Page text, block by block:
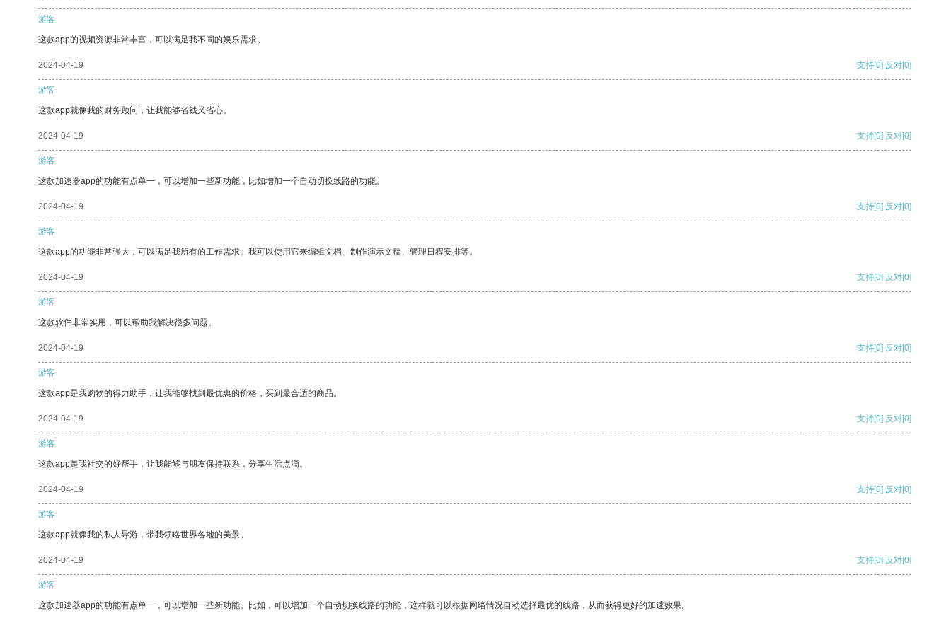
游客
这款app的视频资源非常丰富，可以满足我不同的娱乐需求。
2024-04-19 支持[0] 反对[0]
游客
这款app就像我的财务顾问，让我能够省钱又省心。
2024-04-19 支持[0] 反对[0]
游客
这款加速器app的功能有点单一，可以增加一些新功能，比如增加一个自动切换线路的功能。
2024-04-19 支持[0] 反对[0]
游客
这款app的功能非常强大，可以满足我所有的工作需求。我可以使用它来编辑文档、制作演示文稿、管理日程安排等。
2024-04-19 支持[0] 反对[0]
游客
这款软件非常实用，可以帮助我解决很多问题。
2024-04-19 支持[0] 反对[0]
游客
这款app是我购物的得力助手，让我能够找到最优惠的价格，买到最合适的商品。
2024-04-19 支持[0] 反对[0]
游客
这款app是我社交的好帮手，让我能够与朋友保持联系，分享生活点滴。
2024-04-19 支持[0] 反对[0]
游客
这款app就像我的私人导游，带我领略世界各地的美景。
2024-04-19 支持[0] 反对[0]
游客
这款加速器app的功能有点单一，可以增加一些新功能。比如，可以增加一个自动切换线路的功能，这样就可以根据网络情况自动选择最优的线路，从而获得更好的加速效果。